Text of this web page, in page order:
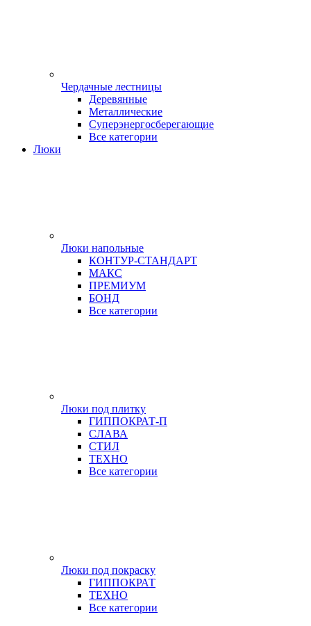
Чердачные лестницы
Деревянные
Металлические
Суперэнергосберегающие
Все категории
Люки
Люки напольные
КОНТУР-СТАНДАРТ
МАКС
ПРЕМИУМ
БОНД
Все категории
Люки под плитку
ГИППОКРАТ-П
СЛАВА
СТИЛ
ТЕХНО
Все категории
Люки под покраску
ГИППОКРАТ
ТЕХНО
Все категории